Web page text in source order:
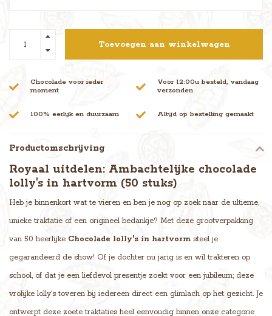
Toevoegen aan winkelwagen
Chocolade voor ieder
moment
Voor 12:00u besteld, vandaag
verzonden
100% eerlijk en duurzaam Altijd op bestelling gemaakt
Productomschrijving
Royaal uitdelen: Ambachtelijke chocolade
lolly's in hartvorm (50 stuks)
Heb je binnenkort wat te vieren en ben je nog op zoek naar de ultieme,
unieke traktatie of een origineel bedankje? Met deze grootverpakking
van 50 heerlijke Chocolade lolly's in hartvorm steel je
gegarandeerd de show! Of je dochter nu jarig is en wil trakteren op
school, of dat je een liefdevol presentje zoekt voor een jubileum; deze
vrolijke lolly's toveren bij iedereen direct een glimlach op het gezicht. Je
ontwerpt deze zoete traktaties heel eenvoudig binnen onze categorie